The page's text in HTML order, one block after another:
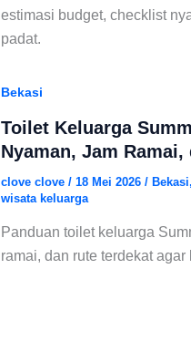
estimasi budget, checklist
padat.
Bekasi
Toilet Keluarga
Nyaman, Jam
clove clove / 18 Mei 2026 / Bekasi,
wisata keluarga
Panduan toilet keluarga
ramai, dan rute terdekat